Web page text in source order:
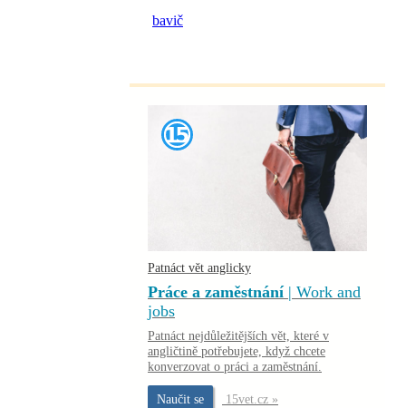
bavič
Patnáct vět anglicky
Práce a zaměstnání | Work and
jobs
Patnáct nejdůležitějších vět, které v
angličtině potřebujete, když chcete
konverzovat o práci a zaměstnání.
Naučit se 15vet.cz »